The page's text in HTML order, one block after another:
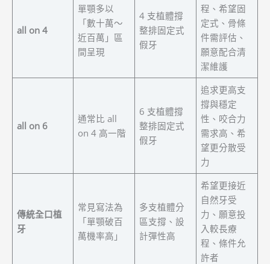
all on 4
單顎多以
「數十萬～
近百萬」區
間呈現
4 支植體撐
整排固定式
假牙
程、希望固
定式、骨條
件需評估、
願意配合清
潔維護
all on 6
通常比 all
on 4 高一階
6 支植體撐
整排固定式
假牙
追求更高支
撐與穩定
性、咬合力
需求高、希
望更分散受
力
傳統全口植
牙
常見寫法為
「單顎破百
萬機率高」
多支植體分
區支撐、設
計彈性高
希望更接近
自然牙受
力、願意投
入較長療
程、條件允
許者